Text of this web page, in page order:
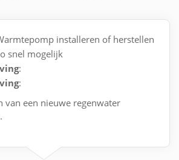
installeren of herstellen
snel mogelijk
:
:
van een nieuwe regenwater